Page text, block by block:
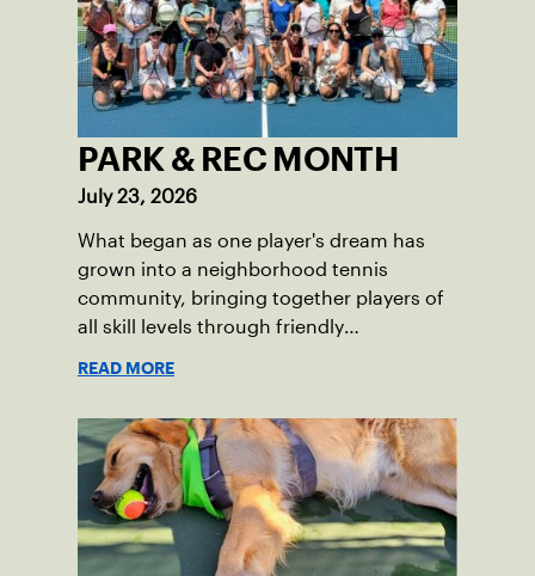
PARK & REC MONTH
July 23, 2026
What began as one player's dream has
grown into a neighborhood tennis
community, bringing together players of
all skill levels through friendly
READ MORE